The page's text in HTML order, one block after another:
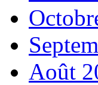
Août